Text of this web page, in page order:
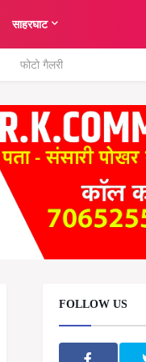
साहरघाट
फोटो गैलरी
FOLLOW US